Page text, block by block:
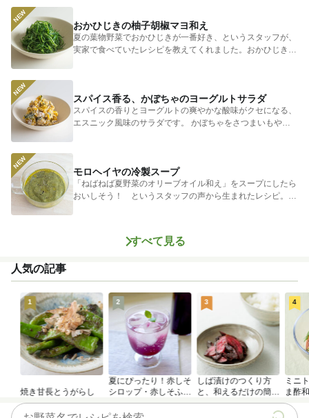
おかひじきの柚子胡椒マヨ和え
夏の葉物野菜でおかひじきが一番好き、というスタッフが、
実家で食べていたレシピを教えてくれました。おかひじきの
スパイス香る、かぼちゃのヨーグルトサラダ
スパイスの香りとヨーグルトの爽やかな酸味がクセになる、
エスニック風味のサラダです。 かぼちゃをさつまいもやじ
モロヘイヤの冷製スープ
「ねばねば夏野菜のオリーブオイル和え」をスープにしたら
おいしそう！ というスタッフの声から生まれたレシピ。つ
すべて見る
人気の記事
1
焼き甘長とうがらし
2
夏にぴったり！赤しそ
シロップ・赤しそふり
かけのつくり方
3
しば漬けのつくり方
と、和えるだけの簡単
アレンジレシピ
4
ミニ
ま酢